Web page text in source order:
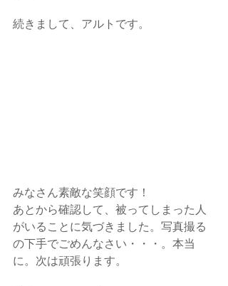
続きまして、アルトです。
みなさん素敵な笑顔です！
あとから確認して、被ってしまった人
がいることに気づきました。写真撮る
の下手でごめんなさい・・・。本当
に。次は頑張ります。